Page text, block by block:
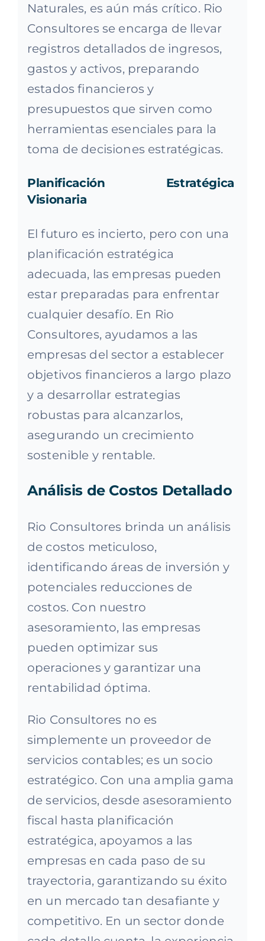
Naturales, es aún más crítico. Rio
Consultores se encarga de llevar
registros detallados de ingresos,
gastos y activos, preparando
estados financieros y
presupuestos que sirven como
herramientas esenciales para la
toma de decisiones estratégicas.
Planificación Estratégica
Visionaria
El futuro es incierto, pero con una
planificación estratégica
adecuada, las empresas pueden
estar preparadas para enfrentar
cualquier desafío. En Rio
Consultores, ayudamos a las
empresas del sector a establecer
objetivos financieros a largo plazo
y a desarrollar estrategias
robustas para alcanzarlos,
asegurando un crecimiento
sostenible y rentable.
Análisis de Costos Detallado
Rio Consultores brinda un análisis
de costos meticuloso,
identificando áreas de inversión y
potenciales reducciones de
costos. Con nuestro
asesoramiento, las empresas
pueden optimizar sus
operaciones y garantizar una
rentabilidad óptima.
Rio Consultores no es
simplemente un proveedor de
servicios contables; es un socio
estratégico. Con una amplia gama
de servicios, desde asesoramiento
fiscal hasta planificación
estratégica, apoyamos a las
empresas en cada paso de su
trayectoria, garantizando su éxito
en un mercado tan desafiante y
competitivo. En un sector donde